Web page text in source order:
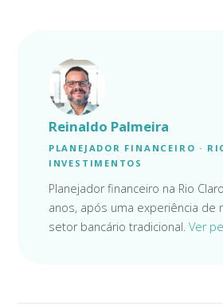
Reinaldo Palmeira
PLANEJADOR FINANCEIRO ·
INVESTIMENTOS
Planejador financeiro na Rio
anos, após uma experiência de
setor bancário tradicional. Ver